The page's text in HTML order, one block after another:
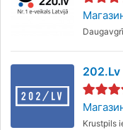
202.lv
Krustpils